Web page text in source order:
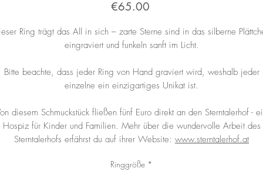
€65.00Price
Ring trägt das All in sich – zarte Sterne sind in das silberne
eingraviert und funkeln sanft im Licht.
Bitte beachte, dass jeder Ring von Hand graviert wird, weshalb jeder
einzelne ein einzigartiges Unikat ist.
diesem Schmuckstück fließen fünf Euro direkt an den Sterntalerhof -
Hospiz für Kinder und Familien. Mehr über die wundervolle Arbeit des
Sterntalerhofs erfährst du auf ihrer Website: www.sterntalerhof.at
Ringgröße *